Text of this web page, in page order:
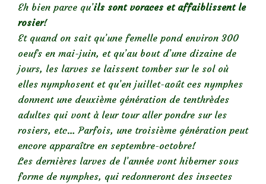
Eh bien parce qu’ils sont voraces et affaiblissent le
rosier!
Et quand on sait qu’une femelle pond environ 300
oeufs en mai-juin, et qu’au bout d’une dizaine de
jours, les larves se laissent tomber sur le sol où
elles nymphosent et qu’en juillet-août ces nymphes
donnent une deuxième génération de tenthrèdes
adultes qui vont à leur tour aller pondre sur les
rosiers, etc… Parfois, une troisième génération peut
encore apparaître en septembre-octobre!
Les dernières larves de l’année vont hiberner sous
forme de nymphes, qui redonneront des insectes